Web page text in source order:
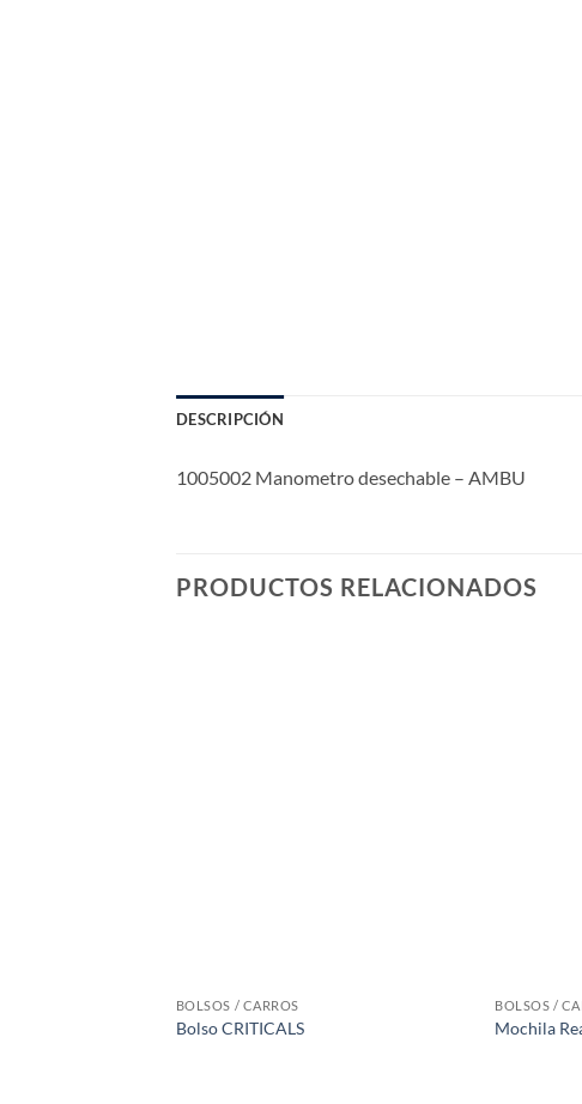
DESCRIPCIÓN
1005002 Manometro desechable – AMBU
PRODUCTOS RELACIONADOS
BOLSOS / CARROS
Bolso CRITICALS
BOLSOS /
Mochila